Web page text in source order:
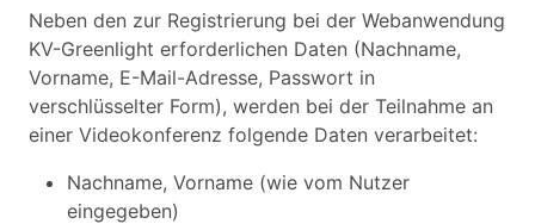
Neben den zur Registrierung bei der Webanwendung
KV-Greenlight erforderlichen Daten (Nachname,
Vorname, E-Mail-Adresse, Passwort in
verschlüsselter Form), werden bei der Teilnahme an
einer Videokonferenz folgende Daten verarbeitet:
Nachname, Vorname (wie vom Nutzer
eingegeben)